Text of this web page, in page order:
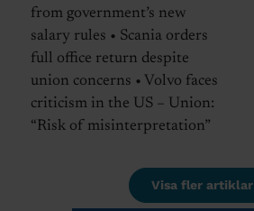
from government’s new
salary rules • Scania orders
full office return despite
union concerns • Volvo faces
criticism in the US – Union:
“Risk of misinterpretation”
Visa fler artiklar